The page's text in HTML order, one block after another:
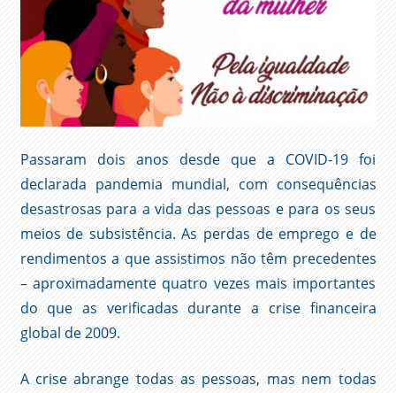
Passaram dois anos desde que a COVID-19 foi
declarada pandemia mundial, com consequências
desastrosas para a vida das pessoas e para os seus
meios de subsistência. As perdas de emprego e de
rendimentos a que assistimos não têm precedentes
– aproximadamente quatro vezes mais importantes
do que as verificadas durante a crise financeira
global de 2009.
A crise abrange todas as pessoas, mas nem todas